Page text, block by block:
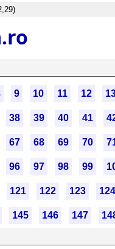
9 10 11 12
38 39 40 41
67 68 69 70
96 97 98 99
121 122 123 124
145 146 147